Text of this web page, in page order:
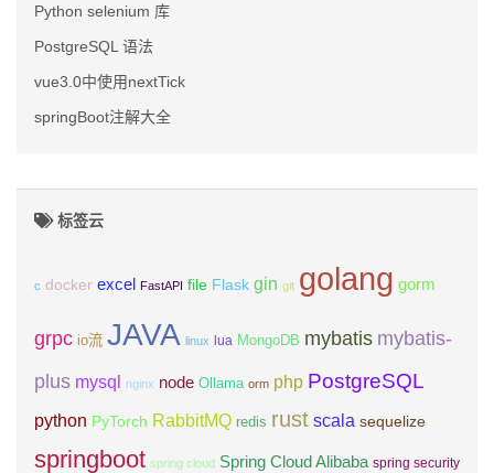
Python selenium 库
PostgreSQL 语法
vue3.0中使用nextTick
springBoot注解大全
标签云
c docker excel FastAPI file Flask gin git golang gorm
grpc io流 JAVA linux lua MongoDB mybatis mybatis-
plus mysql nginx node Ollama orm php PostgreSQL
python PyTorch RabbitMQ redis rust scala sequelize
springboot spring cloud Spring Cloud Alibaba spring security